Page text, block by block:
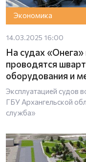
Экономика
14.03.2025 16:00
На судах
проводятся
оборудования и
Эксплуатацией судов
ГБУ Архангельской
служба»